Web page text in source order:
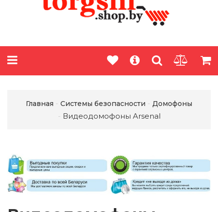
Главная Системы безопасности Домофоны
Видеодомофоны Arsenal